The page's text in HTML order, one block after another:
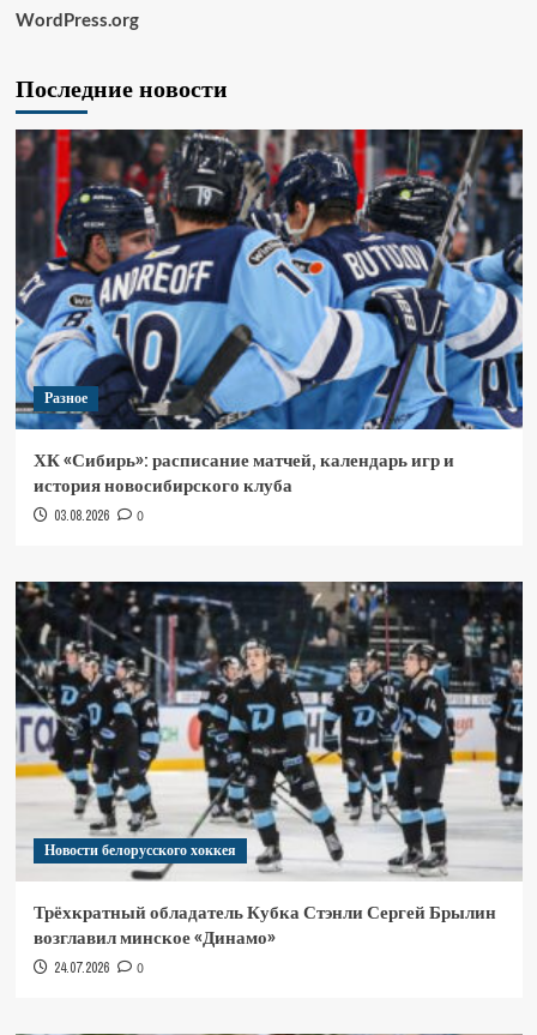
WordPress.org
Последние новости
Разное
ХК «Сибирь»: расписание матчей, календарь игр и
история новосибирского клуба
03.08.2026 0
Новости белорусского хоккея
Трёхкратный обладатель Кубка Стэнли Сергей Брылин
возглавил минское «Динамо»
24.07.2026 0